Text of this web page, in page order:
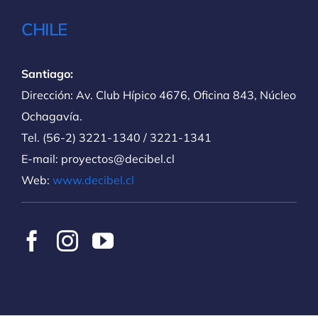
CHILE
Santiago:
Dirección: Av. Club Hípico 4676, Oficina 843, Núcleo
Ochagavía.
Tel. (56-2) 3221-1340 / 3221-1341
E-mail: proyectos@decibel.cl
Web: www.decibel.cl